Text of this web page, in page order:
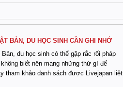
BẢN, DU HỌC SINH CẦN GHI NHỚ
du học sinh có thể gặp rắc rối pháp
biết nên mang những thứ gì để
tham khảo danh sách được Livejapan liệt